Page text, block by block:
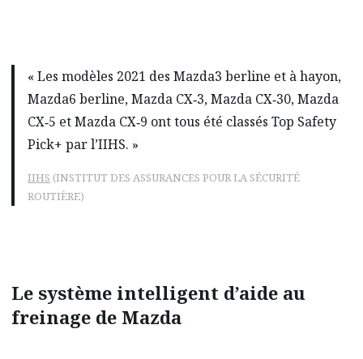
« Les modèles 2021 des Mazda3 berline et à hayon,
Mazda6 berline, Mazda CX‑3, Mazda CX‑30, Mazda
CX‑5 et Mazda CX‑9 ont tous été classés Top Safety
Pick+ par l’IIHS. »
IIHS (INSTITUT DES ASSURANCES POUR LA SÉCURITÉ
ROUTIÈRE)
Le système intelligent d’aide au
freinage de Mazda